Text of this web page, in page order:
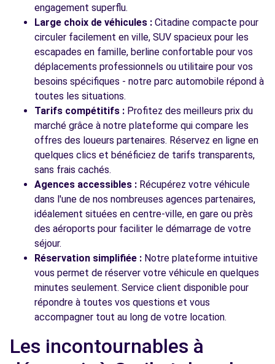
engagement superflu.
Large choix de véhicules : Citadine compacte pour
circuler facilement en ville, SUV spacieux pour les
escapades en famille, berline confortable pour vos
déplacements professionnels ou utilitaire pour vos
besoins spécifiques - notre parc automobile répond à
toutes les situations.
Tarifs compétitifs : Profitez des meilleurs prix du
marché grâce à notre plateforme qui compare les
offres des loueurs partenaires. Réservez en ligne en
quelques clics et bénéficiez de tarifs transparents,
sans frais cachés.
Agences accessibles : Récupérez votre véhicule
dans l'une de nos nombreuses agences partenaires,
idéalement situées en centre-ville, en gare ou près
des aéroports pour faciliter le démarrage de votre
séjour.
Réservation simplifiée : Notre plateforme intuitive
vous permet de réserver votre véhicule en quelques
minutes seulement. Service client disponible pour
répondre à toutes vos questions et vous
accompagner tout au long de votre location.
Les incontournables à